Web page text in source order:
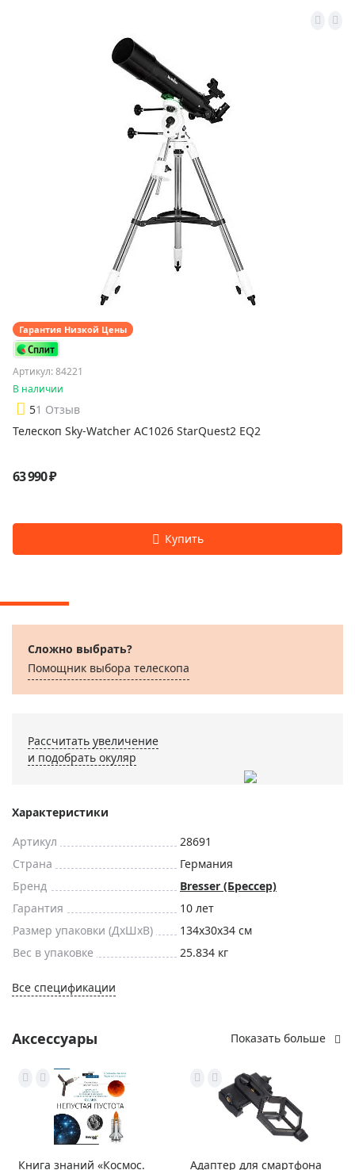
Гарантия Низкой Цены
Артикул: 84221
В наличии
51 Отзыв
Телескоп Sky-Watcher AC1026 StarQuest2 EQ2
63 990 ₽
Сложно выбрать?
Помощник выбора телескопа
Рассчитать увеличение
и подобрать окуляр
Характеристики
Артикул
28691
Страна
Германия
Бренд
Bresser (Брессер)
Гарантия
10 лет
Размер упаковки (ДxШxВ)
134x30x34 см
Вес в упаковке
25.834 кг
Все спецификации
Аксессуары Показать больше
Книга знаний «Космос. Адаптер для смартфона